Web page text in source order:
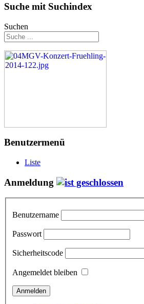
Suche mit Suchindex
Suchen
Benutzermenü
Liste
Anmeldung
Benutzername
Passwort
Sicherheitscode
Angemeldet bleiben